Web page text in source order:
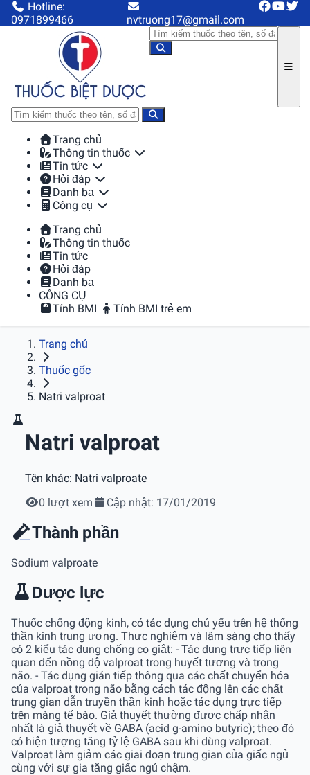
Hotline:
0971899466
nvtruong17@gmail.com
Trang chủ
Thông tin thuốc
Tin tức
Hỏi đáp
Danh bạ
Công cụ
Trang chủ
Thông tin thuốc
Tin tức
Hỏi đáp
Danh bạ
CÔNG CỤ
Tính BMI
Tính BMI trẻ em
Trang chủ
Thuốc gốc
Natri valproat
Natri valproat
Tên khác: Natri valproate
0 lượt xem
Cập nhật: 17/01/2019
Thành phần
Sodium valproate
Dược lực
Thuốc chống động kinh, có tác dụng chủ yếu trên hệ thống
thần kinh trung ương. Thực nghiệm và lâm sàng cho thấy
có 2 kiểu tác dụng chống co giật: - Tác dụng trực tiếp liên
quan đến nồng độ valproat trong huyết tương và trong
não. - Tác dụng gián tiếp thông qua các chất chuyển hóa
của valproat trong não bằng cách tác động lên các chất
trung gian dẫn truyền thần kinh hoặc tác dụng trực tiếp
trên màng tế bào. Giả thuyết thường được chấp nhận
nhất là giả thuyết về GABA (acid g-amino butyric); theo đó
có hiện tượng tăng tỷ lệ GABA sau khi dùng valproat.
Valproat làm giảm các giai đoạn trung gian của giấc ngủ
cùng với sự gia tăng giấc ngủ chậm.